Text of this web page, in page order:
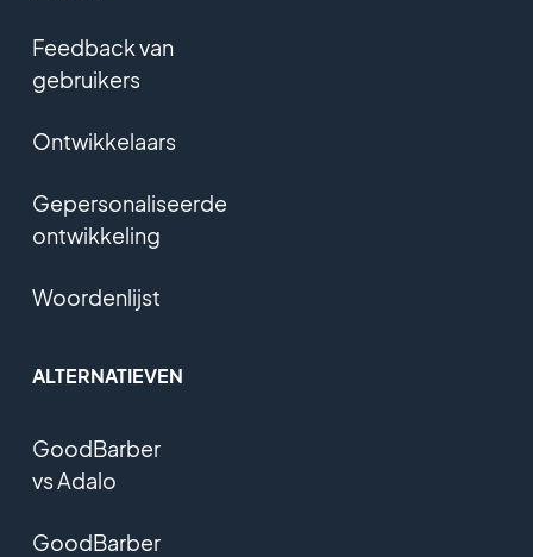
Feedback van
gebruikers
Ontwikkelaars
Gepersonaliseerde
ontwikkeling
Woordenlijst
ALTERNATIEVEN
GoodBarber
vs Adalo
GoodBarber